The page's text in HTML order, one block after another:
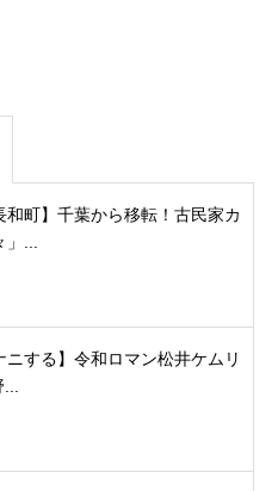
和町】千葉から移転！古民家カ
...
ニする】令和ロマン松井ケムリ